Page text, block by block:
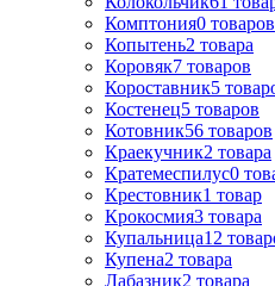
Комптония0 товаров
Копытень2 товара
Коровяк7 товаров
Короставник5
Костенец5 товаров
Котовник56 товаров
Краекучник2 товара
Кратемеспилус0
Крестовник1 товар
Крокосмия3 товара
Купальница12
Купена2 товара
Лабазник2 товара